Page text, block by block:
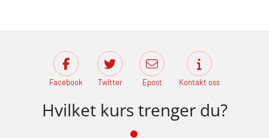
Facebook Twitter Epost Kontakt oss
Hvilket kurs trenger du?